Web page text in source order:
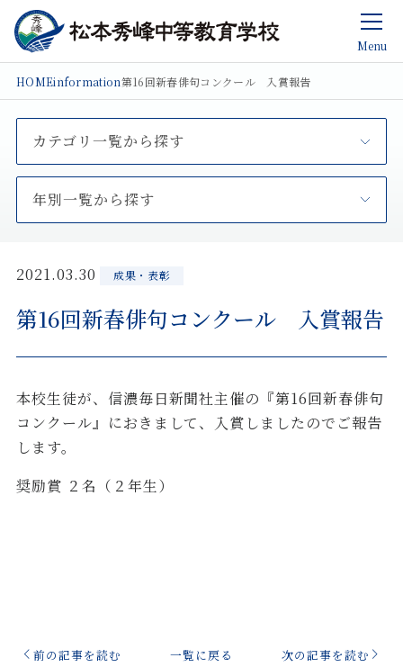
Menu
HOMEinformation第16回新春俳句コンクール 入賞報告
カテゴリ一覧から探す
年別一覧から探す
2021.03.30 成果・表彰
第16回新春俳句コンクール 入賞報告
本校生徒が、信濃毎日新聞社主催の『第16回新春俳句
コンクール』におきまして、入賞しましたのでご報告
します。
奨励賞 ２名（２年生）
前の記事を読む 一覧に戻る 次の記事を読む